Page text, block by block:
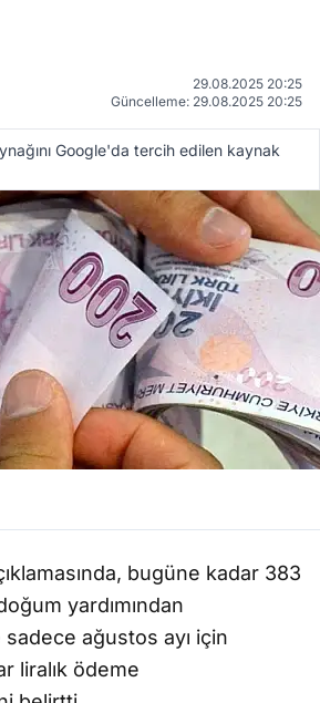
29.08.2025 20:25
Güncelleme: 29.08.2025 20:25
Google'da tercih edilen kaynak
bugüne kadar 383
yardımından
sadece ağustos ayı için
liralık ödeme